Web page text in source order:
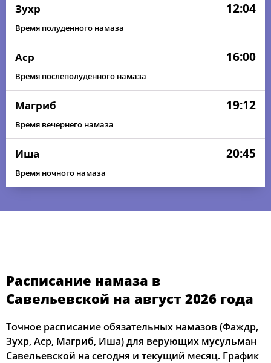
Зухр 12:04
Время полуденного намаза
Аср 16:00
Время послеполуденного намаза
Магриб 19:12
Время вечернего намаза
Иша 20:45
Время ночного намаза
Расписание намаза в
Савельевской на август 2026 года
Точное расписание обязательных намазов (Фаждр,
Зухр, Аср, Магриб, Иша) для верующих мусульман
Савельевской на сегодня и текущий месяц. График